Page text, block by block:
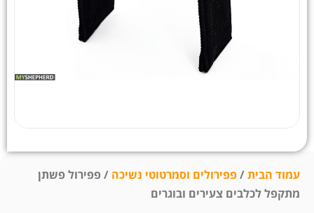
עמוד הבית/פפירולים וסמרטוטי נשיכה / פפירול פשתן
מתקפל לכלבים צעירים ובוגרים